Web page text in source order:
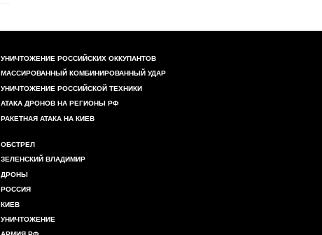
УНИЧТОЖЕНИЕ РОССИЙСКИХ ОККУПАНТОВ
МАССИРОВАННЫЙ КОМБИНИРОВАННЫЙ УДАР
УНИЧТОЖЕНИЕ РОССИЙСКОЙ ТЕХНИКИ
АТАКА ДРОНОВ НА РЕГИОНЫ РФ
РАКЕТНАЯ АТАКА НА КИЕВ
ОБСТРЕЛ
ЗЕЛЕНСКИЙ ВЛАДИМИР
ДРОНЫ
РОССИЯ
КИЕВ
УНИЧТОЖЕНИЕ